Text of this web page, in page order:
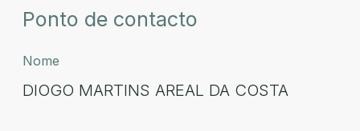
Ponto de contacto
Nome
DIOGO MARTINS AREAL DA COSTA